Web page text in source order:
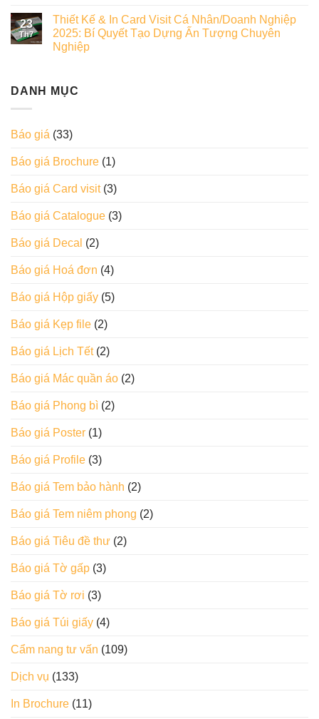
23
Th7
Thiết Kế & In Card Visit Cá Nhân/Doanh Nghiệp
2025: Bí Quyết Tạo Dựng Ấn Tượng Chuyên
Nghiệp
DANH MỤC
Báo giá (33)
Báo giá Brochure (1)
Báo giá Card visit(3)
Báo giá Catalogue (3)
Báo giá Decal (2)
Báo giá Hoá đơn (4)
Báo giá Hộp giấy (5)
Báo giá Kẹp file (2)
Báo giá Lịch Tết(2)
Báo giá Mác quần áo (2)
Báo giá Phong bì (2)
Báo giá Poster (1)
Báo giá Profile (3)
Báo giá Tem bảo hành (2)
Báo giá Tem niêm phong (2)
Báo giá Tiêu đề thư (2)
Báo giá Tờ gấp (3)
Báo giá Tờ rơi (3)
Báo giá Túi giấy (4)
Cẩm nang tư vấn (109)
Dịch vụ (133)
In Brochure (11)